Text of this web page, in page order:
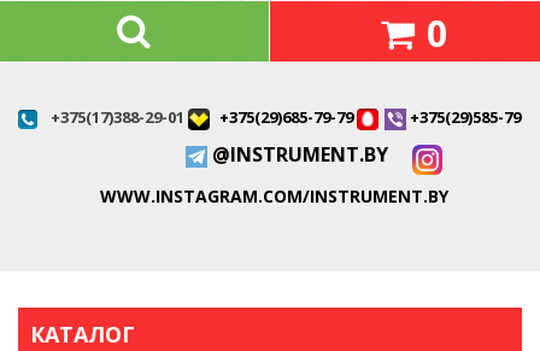
0
+375(17)388-29-01 +375(29)685-79-79 +375(29)585-79-
@INSTRUMENT.BY
WWW.INSTAGRAM.COM/INSTRUMENT.BY
КАТАЛОГ